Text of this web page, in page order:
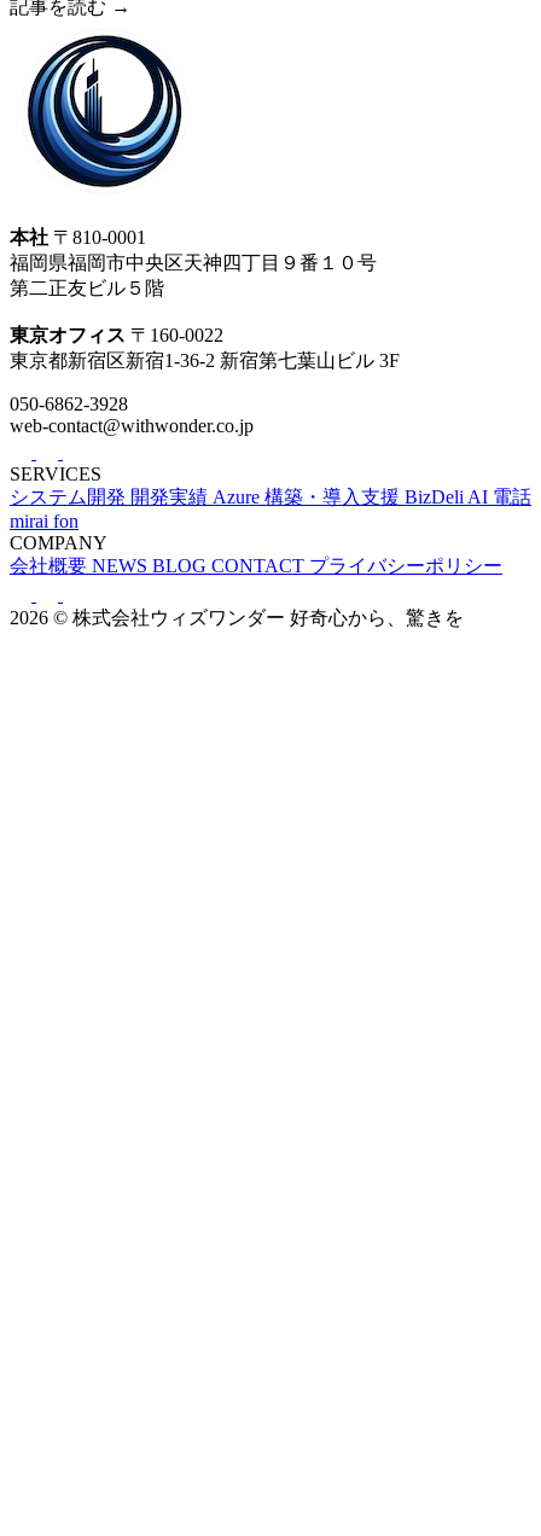
記事を読む →
本社 〒810-0001
福岡県福岡市中央区天神四丁目９番１０号
第二正友ビル５階
東京オフィス 〒160-0022
東京都新宿区新宿1-36-2 新宿第七葉山ビル 3F
050-6862-3928
web-contact@withwonder.co.jp
SERVICES
システム開発 開発実績 Azure 構築・導入支援 BizDeli AI 電話
mirai fon
COMPANY
会社概要 NEWS BLOG CONTACT プライバシーポリシー
2026 © 株式会社ウィズワンダー 好奇心から、驚きを